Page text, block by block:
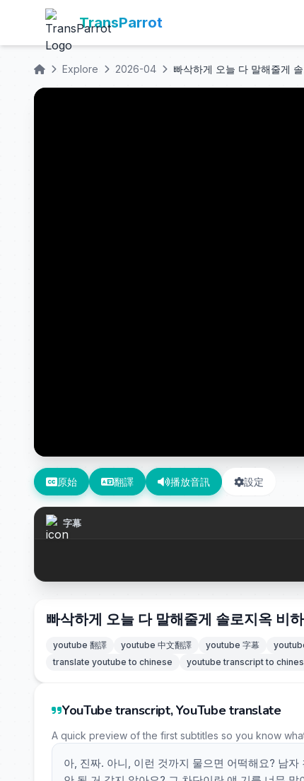
TransParrot
Explore 2026-04
原始 翻譯 播放音訊 設定
字幕
빠삭하게 오늘 다 말해줄게 솔로지옥 비
youtube 翻譯 youtube 中文翻譯 youtube 字幕
translate youtube to chinese
youtube transcript to
YouTube transcript, YouTube translate
A quick preview of the first subtitles so you know
아, 진짜. 아니, 이런 것까지 물으면 어떡해요? 남